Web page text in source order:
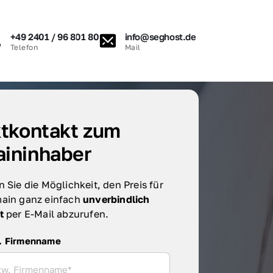
+49 2401 / 96 801 80
Telefon
info@seghost.de
Mail
zum
Sie die Möglichkeit, den Preis für
ganz einfach
per E-Mail abzurufen.
Firmenname